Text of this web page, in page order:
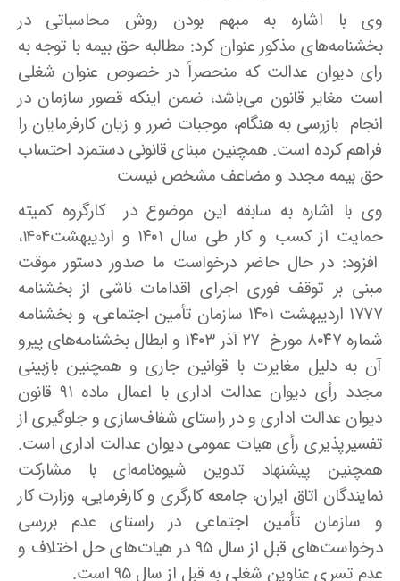
وی با اشاره به مبهم بودن روش محاسباتی در
بخشنامه‌های مذکور عنوان کرد: مطالبه حق بیمه با توجه به
رای دیوان عدالت که منحصراً در خصوص عنوان شغلی
است مغایر قانون می‌باشد، ضمن اینکه قصور سازمان در
انجام بازرسی به هنگام، موجبات ضرر و زیان کارفرمایان را
فراهم کرده است. همچنین مبنای قانونی دستمزد احتساب
حق بیمه مجدد و مضاعف مشخص نیست
وی با اشاره به سابقه این موضوع در کارگروه کمیته
حمایت از کسب و کار طی سال ۱۴۰۱ و اردیبهشت1404،
افزود: در حال حاضر درخواست ما صدور دستور موقت
مبنی بر توقف فوری اجرای اقدامات ناشی از بخشنامه
۱۷۷۷ اردیبهشت ۱۴۰۱ سازمان تأمین اجتماعی، و بخشنامه
شماره ۸۰۴۷ مورخ ۲۷ آذر ۱۴۰۳ و ابطال بخشنامه‌های پیرو
آن به دلیل مغایرت با قوانین جاری و همچنین بازبینی
مجدد رأی دیوان عدالت اداری با اعمال ماده ۹۱ قانون
دیوان عدالت اداری و در راستای شفاف‌سازی و جلوگیری از
تفسیرپذیری رأی هیات عمومی دیوان عدالت اداری است.
همچنین پیشنهاد تدوین شیوه‌نامه‌ای با مشارکت
نمایندگان اتاق ایران، جامعه کارگری و کارفرمایی، وزارت کار
و سازمان تأمین اجتماعی در راستای عدم بررسی
درخواست‌های قبل از سال ۹۵ در هیات‌های حل اختلاف و
عدم تسری عناوین شغلی به قبل از سال ۹۵ است.